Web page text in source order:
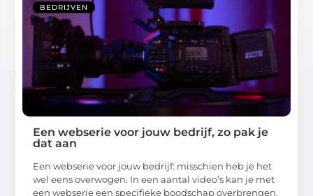
BEDRIJVEN
Een webserie voor jouw bedrijf, zo pak je
dat aan
Een webserie voor jouw bedrijf: misschien heb je het
wel eens overwogen. In een aantal video’s kan je met
een webserie een specifieke boodschap overbrengen.